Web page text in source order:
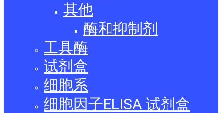
其他
酶和抑制剂
工具酶
试剂盒
细胞系
细胞因子ELISA 试剂盒